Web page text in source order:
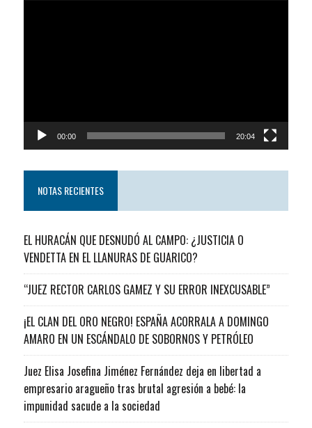
00:00 20:04
NOTAS RECIENTES
EL HURACÁN QUE DESNUDÓ AL CAMPO: ¿JUSTICIA O
VENDETTA EN EL LLANURAS DE GUARICO?
“JUEZ RECTOR CARLOS GAMEZ Y SU ERROR INEXCUSABLE”
¡EL CLAN DEL ORO NEGRO! ESPAÑA ACORRALA A DOMINGO
AMARO EN UN ESCÁNDALO DE SOBORNOS Y PETRÓLEO
Juez Elisa Josefina Jiménez Fernández deja en libertad a
empresario aragueño tras brutal agresión a bebé: la
impunidad sacude a la sociedad